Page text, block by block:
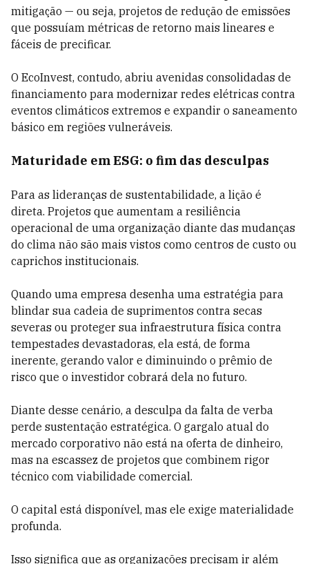
mitigação — ou seja, projetos de redução de emissões
que possuíam métricas de retorno mais lineares e
fáceis de precificar.
O EcoInvest, contudo, abriu avenidas consolidadas de
financiamento para modernizar redes elétricas contra
eventos climáticos extremos e expandir o saneamento
básico em regiões vulneráveis.
Maturidade em ESG: o fim das desculpas
Para as lideranças de sustentabilidade, a lição é
direta. Projetos que aumentam a resiliência
operacional de uma organização diante das mudanças
do clima não são mais vistos como centros de custo ou
caprichos institucionais.
Quando uma empresa desenha uma estratégia para
blindar sua cadeia de suprimentos contra secas
severas ou proteger sua infraestrutura física contra
tempestades devastadoras, ela está, de forma
inerente, gerando valor e diminuindo o prêmio de
risco que o investidor cobrará dela no futuro.
Diante desse cenário, a desculpa da falta de verba
perde sustentação estratégica. O gargalo atual do
mercado corporativo não está na oferta de dinheiro,
mas na escassez de projetos que combinem rigor
técnico com viabilidade comercial.
O capital está disponível, mas ele exige materialidade
profunda.
Isso significa que as organizações precisam ir além